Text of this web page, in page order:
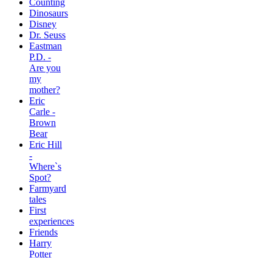
Counting
Dinosaurs
Disney
Dr. Seuss
Eastman
P.D. -
Are you
my
mother?
Eric
Carle -
Brown
Bear
Eric Hill
-
Where`s
Spot?
Farmyard
tales
First
experiences
Friends
Harry
Potter